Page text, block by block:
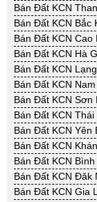
Bán Đất KCN
Bán Đất KCN Bắc
Bán Đất KCN Cao
Bán Đất KCN Hà
Bán Đất KCN
Bán Đất KCN
Bán Đất KCN Sơn
Bán Đất KCN Thái
Bán Đất KCN Yên
Bán Đất KCN
Bán Đất KCN
Bán Đất KCN Đăk
Bán Đất KCN Gia